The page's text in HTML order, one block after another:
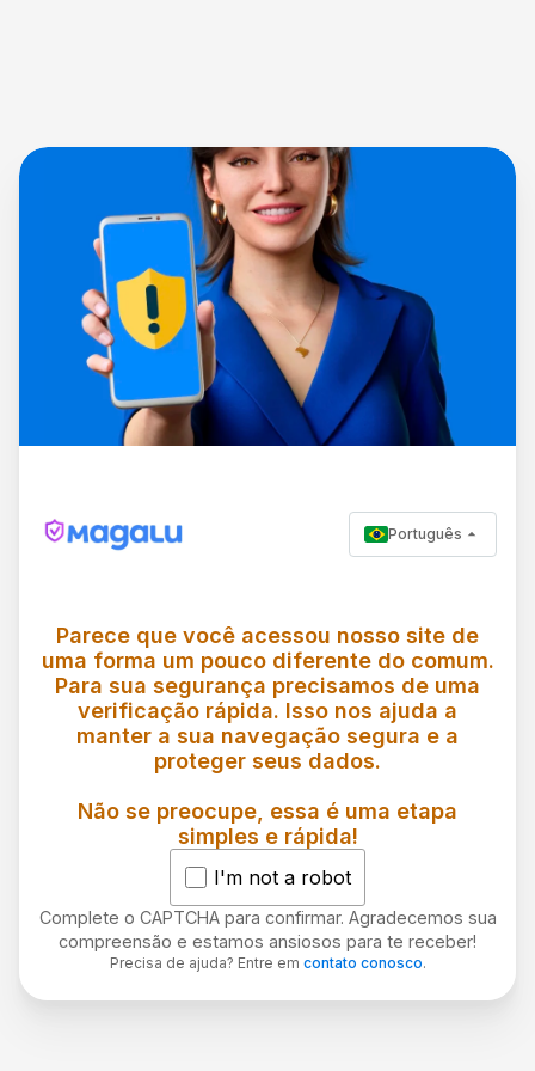
Português
Parece que você acessou nosso site de
uma forma um pouco diferente do comum.
Para sua segurança precisamos de uma
verificação rápida. Isso nos ajuda a
manter a sua navegação segura e a
proteger seus dados.
Não se preocupe, essa é uma etapa
simples e rápida!
I'm not a robot
Complete o CAPTCHA para confirmar. Agradecemos sua
compreensão e estamos ansiosos para te receber!
Precisa de ajuda? Entre em contato conosco.